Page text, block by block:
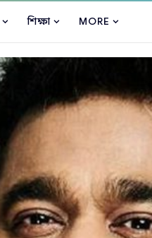
শিক্ষা MORE